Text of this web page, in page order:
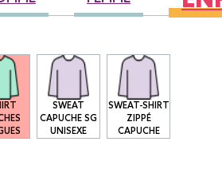
SWEAT
CAPUCHE SG
UNISEXE
SWEAT-SHIRT
ZIPPÉ
CAPUCHE